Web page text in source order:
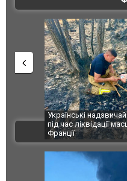
Українські
під час ліквідації
Франції